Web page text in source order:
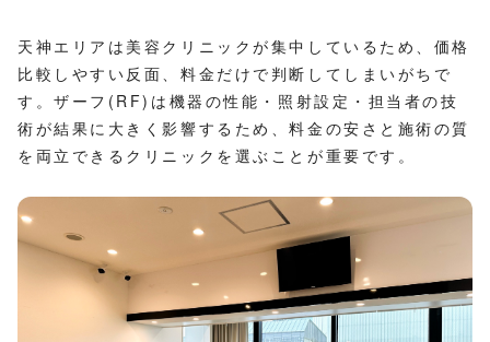
天神エリアは美容クリニックが集中しているため、価格
比較しやすい反面、料金だけで判断してしまいがちで
す。ザーフ(RF)は機器の性能・照射設定・担当者の技
術が結果に大きく影響するため、料金の安さと施術の質
を両立できるクリニックを選ぶことが重要です。